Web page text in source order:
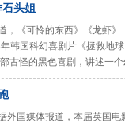
头姐
，《可怜的东西》《龙虾
韩国科幻喜剧片《拯救地
古怪的黑色喜剧，讲述一
外国媒体报道，本届英国